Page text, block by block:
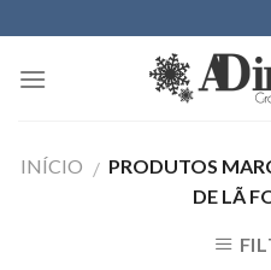
to
content
INÍCIO / PRODUTOS
DE LÃ